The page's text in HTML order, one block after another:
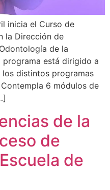
inicia el Curso de
la Dirección de
de la
está dirigido a
los distintos programas
6 módulos de
de la
de
de